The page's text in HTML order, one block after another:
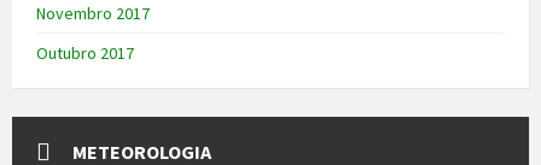
Novembro 2017
Outubro 2017
METEOROLOGIA